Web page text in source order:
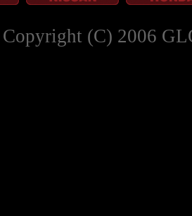
Copyright (C) 2006